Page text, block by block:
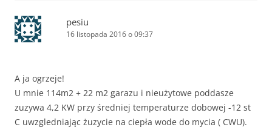
pesiu
16 listopada 2016 o 09:37
A ja ogrzeje!
U mnie 114m2 + 22 m2 garazu i nieużytowe poddasze
zuzywa 4,2 KW przy średniej temperaturze dobowej -12 st
C uwzgledniając żuzycie na ciepła wode do mycia ( CWU).